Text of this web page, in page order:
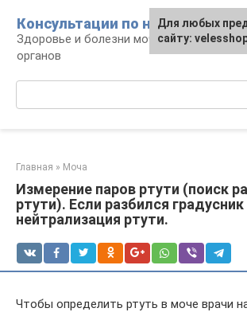
контенту
Консультации по нефрологии
Здоровье и болезни
органов
Главная » Моча
Измерение паров ртути (поиск
ртути). Если разбился
нейтрализация ртути.
Чтобы определить ртуть в моче врачи
Для любых
сайту: